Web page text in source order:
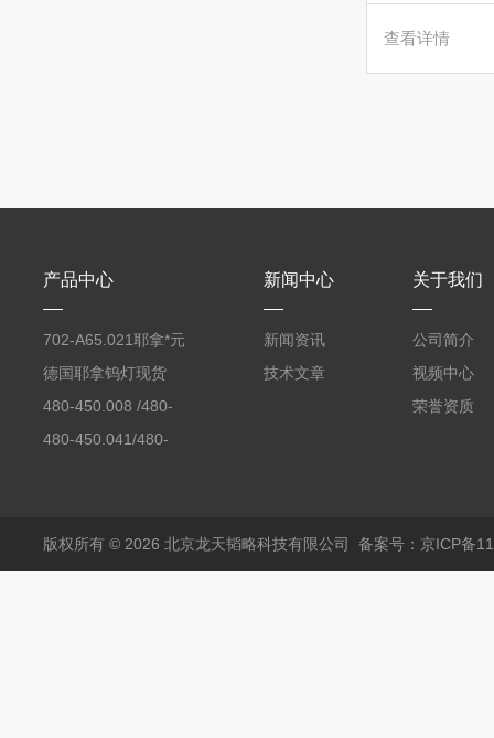
查看详情
产品中心
702-A65.021耶拿*元
素分析仪反应罐
德国耶拿钨灯现货
480-450.008 /480-
450.008C耶拿镉Cd空
480-450.041/480-
包邮
新闻中心
新闻资讯
技术文章
关于我们
公司简介
视频中心
荣誉资质
版权所有 © 2026 北京龙天韬略科技有限公司 备案号：京ICP备